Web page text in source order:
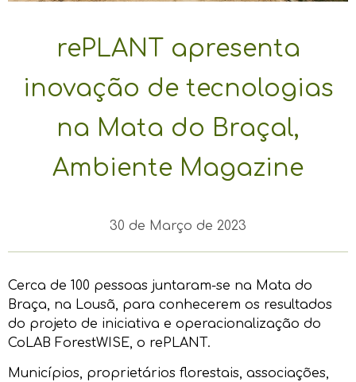
rePLANT apresenta
inovação de tecnologias
na Mata do Braçal,
Ambiente Magazine
30 de Março de 2023
Cerca de 100 pessoas juntaram-se na Mata do
Braça, na Lousã, para conhecerem os resultados
do projeto de iniciativa e operacionalização do
CoLAB ForestWISE, o rePLANT.
Municípios, proprietários florestais, associações,